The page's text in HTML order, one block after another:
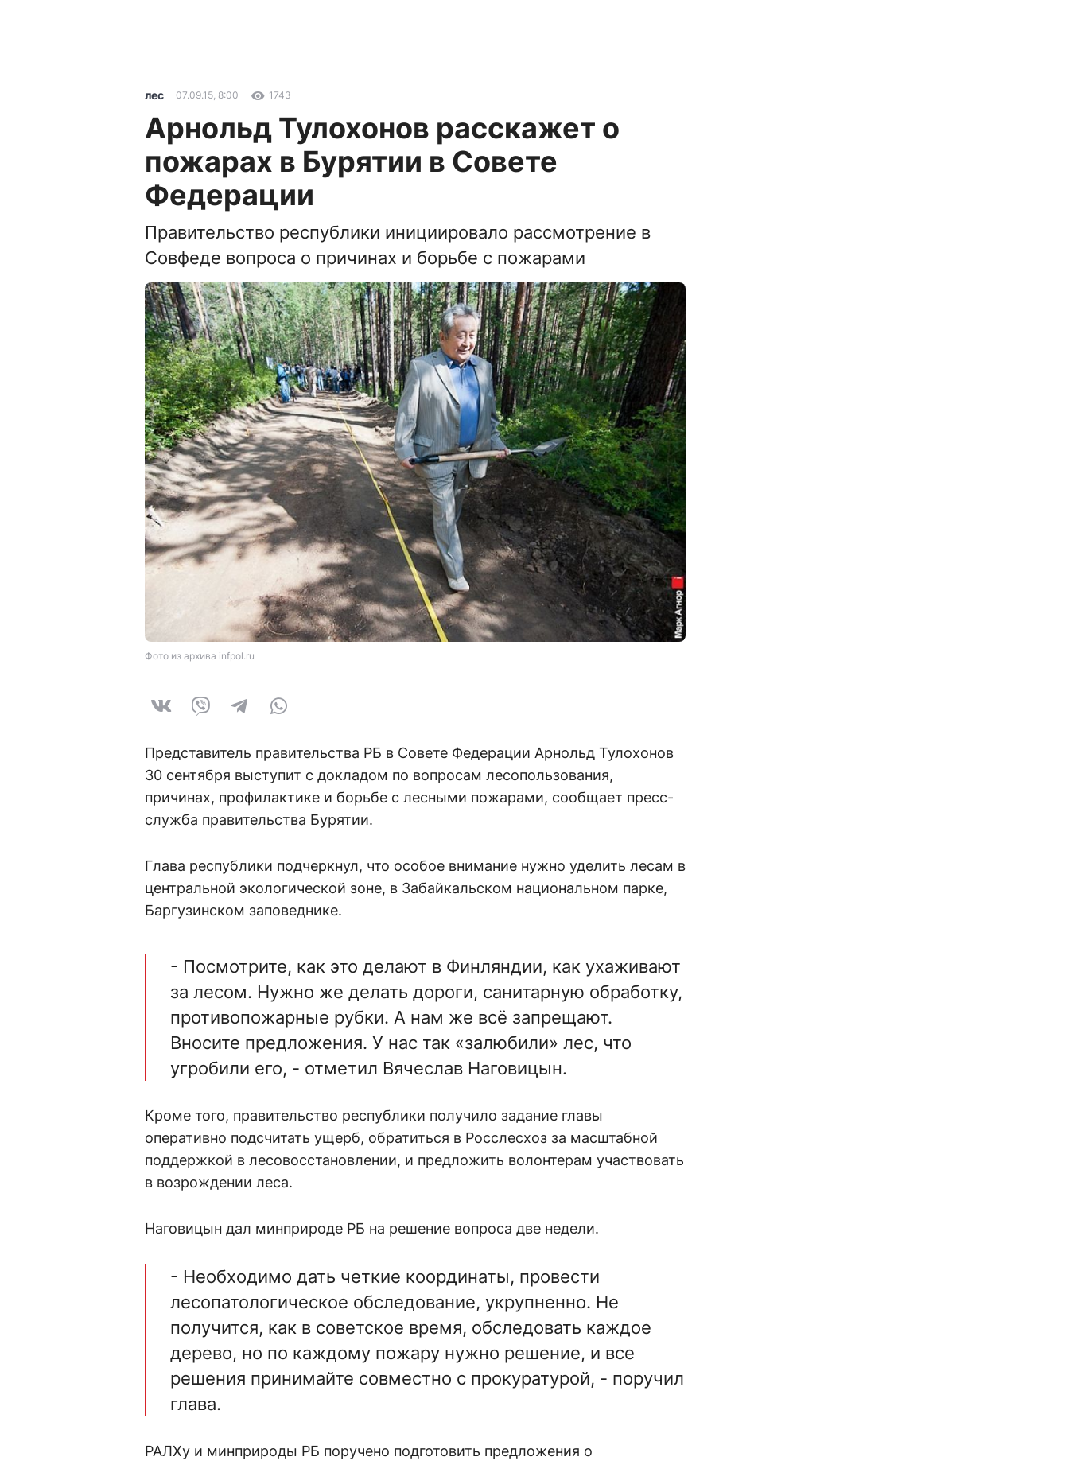
лес 07.09.15, 8:00 1743
Арнольд Тулохонов расскажет о
пожарах в Бурятии в Совете
Федерации
Правительство республики инициировало рассмотрение в
Совфеде вопроса о причинах и борьбе с пожарами
Фото из архива infpol.ru
Представитель правительства РБ в Совете Федерации Арнольд Тулохонов
30 сентября выступит с докладом по вопросам лесопользования,
причинах, профилактике и борьбе с лесными пожарами, сообщает пресс-
служба правительства Бурятии.
Глава республики подчеркнул, что особое внимание нужно уделить лесам в
центральной экологической зоне, в Забайкальском национальном парке,
Баргузинском заповеднике.
- Посмотрите, как это делают в Финляндии, как ухаживают
за лесом. Нужно же делать дороги, санитарную обработку,
противопожарные рубки. А нам же всё запрещают.
Вносите предложения. У нас так «залюбили» лес, что
угробили его, - отметил Вячеслав Наговицын.
Кроме того, правительство республики получило задание главы
оперативно подсчитать ущерб, обратиться в Росслесхоз за масштабной
поддержкой в лесовосстановлении, и предложить волонтерам участвовать
в возрождении леса.
Наговицын дал минприроде РБ на решение вопроса две недели.
- Необходимо дать четкие координаты, провести
лесопатологическое обследование, укрупненно. Не
получится, как в советское время, обследовать каждое
дерево, но по каждому пожару нужно решение, и все
решения принимайте совместно с прокуратурой, - поручил
глава.
РАЛХу и минприроды РБ поручено подготовить предложения о